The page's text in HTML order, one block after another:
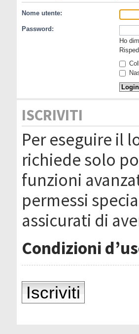
Nome utente:
Password:
Ho
ISCRIVITI
Per eseguire il
richiede solo
funzioni
permessi
assicurati di
Condizioni
Iscriviti